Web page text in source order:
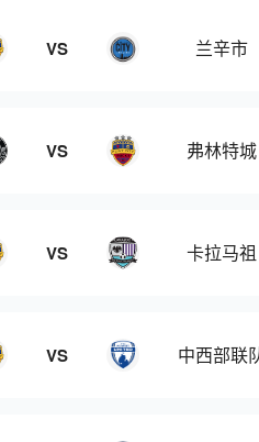
VS 兰辛市
VS 弗林特城
VS 卡拉马祖
VS 中西部联